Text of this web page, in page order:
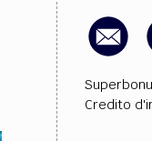
CULTURA
Arte, Cinema,
Credito